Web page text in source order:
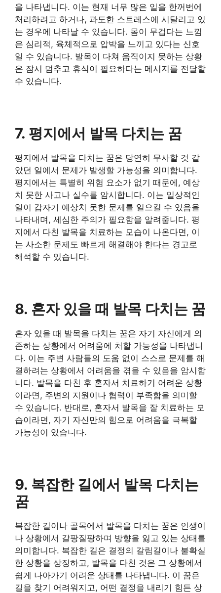
을 나타냅니다. 이는 현재 너무 많은 일을 한꺼번에
처리하려고 하거나, 과도한 스트레스에 시달리고 있
는 경우에 나타날 수 있습니다. 몸이 무겁다는 느낌
은 심리적, 육체적으로 압박을 느끼고 있다는 신호
일 수 있습니다. 발목이 다쳐 움직이지 못하는 상황
은 잠시 멈추고 휴식이 필요하다는 메시지를 전달할
수 있습니다.
7. 평지에서 발목 다치는 꿈
평지에서 발목을 다치는 꿈은 당연히 무사할 것 같
았던 일에서 문제가 발생할 가능성을 의미합니다.
평지에서는 특별히 위험 요소가 없기 때문에, 예상
치 못한 사고나 실수를 암시합니다. 이는 일상적인
일이 갑자기 예상치 못한 문제를 일으킬 수 있음을
나타내며, 세심한 주의가 필요함을 알려줍니다. 평
지에서 다친 발목을 치료하는 모습이 나온다면, 이
는 사소한 문제도 빠르게 해결해야 한다는 경고로
해석할 수 있습니다.
8. 혼자 있을 때 발목 다치는 꿈
혼자 있을 때 발목을 다치는 꿈은 자기 자신에게 의
존하는 상황에서 어려움에 처할 가능성을 나타냅니
다. 이는 주변 사람들의 도움 없이 스스로 문제를 해
결하려는 상황에서 어려움을 겪을 수 있음을 암시합
니다. 발목을 다친 후 혼자서 치료하기 어려운 상황
이라면, 주변의 지원이나 협력이 부족함을 의미할
수 있습니다. 반대로, 혼자서 발목을 잘 치료하는 모
습이라면, 자기 자신만의 힘으로 어려움을 극복할
가능성이 있습니다.
9. 복잡한 길에서 발목 다치는
꿈
복잡한 길이나 골목에서 발목을 다치는 꿈은 인생이
나 상황에서 갈팡질팡하며 방향을 잃고 있는 상태를
의미합니다. 복잡한 길은 결정의 갈림길이나 불확실
한 상황을 상징하고, 발목을 다친 것은 그 상황에서
쉽게 나아가기 어려운 상태를 나타냅니다. 이 꿈은
길을 찾기 어려워지고, 어떤 결정을 내리기 힘든 상